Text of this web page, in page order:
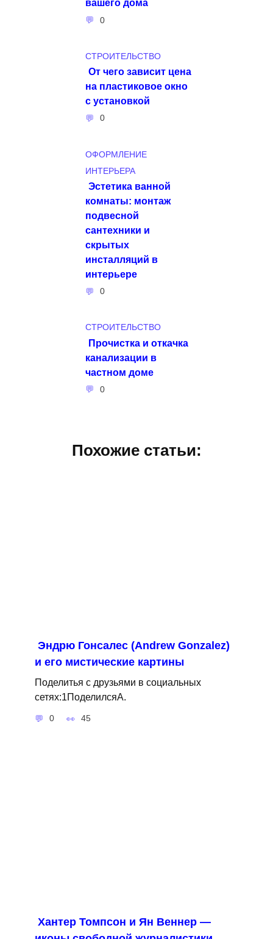
вашего дома
0
СТРОИТЕЛЬСТВО
От чего зависит цена
на пластиковое окно
с установкой
0
ОФОРМЛЕНИЕ
ИНТЕРЬЕРА
Эстетика ванной
комнаты: монтаж
подвесной
сантехники и
скрытых
инсталляций в
интерьере
0
СТРОИТЕЛЬСТВО
Прочистка и откачка
канализации в
частном доме
0
Похожие статьи:
Эндрю Гонсалес (Andrew Gonzalez)
и его мистические картины
Поделитья с друзьями в социальных
сетях:1ПоделилсяA.
0 45
Хантер Томпсон и Ян Веннер —